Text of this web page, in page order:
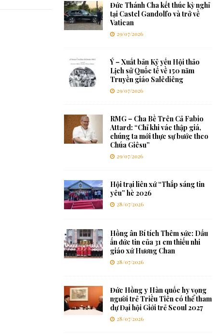
Đức Thánh Cha kết thúc kỳ nghỉ
tại Castel Gandolfo và trở về
Vatican
29/07/2026
Ý – Xuất bản Kỷ yếu Hội thảo
Lịch sử Quốc tế về 150 năm
Truyền giáo Salêdiêng
29/07/2026
RMG – Cha Bề Trên Cả Fabio
Attard: “Chỉ khi vác thập giá,
chúng ta mới thực sự bước theo
Chúa Giêsu”
29/07/2026
Hội trại liên xứ “Thắp sáng tin
yêu” hè 2026
28/07/2026
Hồng ân Bí tích Thêm sức: Dấu
ấn đức tin của 31 em thiếu nhi
giáo xứ Hương Chan
28/07/2026
Đức Hồng y Hàn quốc hy vọng
người trẻ Triều Tiên có thể tham
dự Đại hội Giới trẻ Seoul 2027
28/07/2026